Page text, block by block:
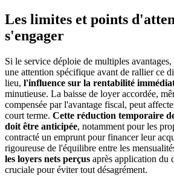
Les limites et points
s'engager
Si le service déploie de multiples
une attention spécifique avant de rallier ce
lieu, l'influence sur la rentabilité
minutieuse. La baisse de loyer accordée,
compensée par l'avantage fiscal, peut
court terme. Cette réduction temporaire
doit être anticipée, notamment pour les
contracté un emprunt pour financer leur
rigoureuse de l'équilibre entre les
les loyers nets perçus après application du
cruciale pour éviter tout désagrément.